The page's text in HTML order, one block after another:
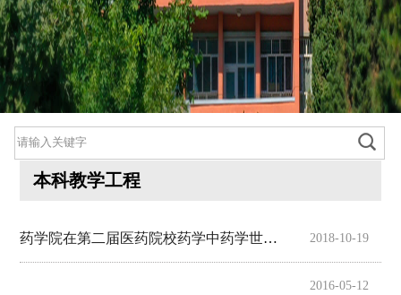
本科教学工程
药学院在第二届医药院校药学中药学世界大学生创新创业暨实验教学... 2018-10-19
2016-05-12